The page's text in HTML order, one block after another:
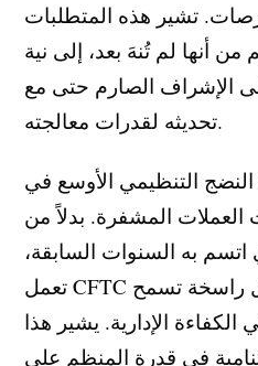
تشير هذه المتطلبات
من أنها لم تُنهَ بعد، إلى نية
الإشراف الصارم حتى مع
تحديثه لقدرات معالجته.
النضج التنظيمي الأوسع في
المشفرة. بدلاً من
به السنوات السابقة،
تعمل CFTC الآن مع أطر عمل راسخة تسمح
الإدارية. يشير هذا
في قدرة المنظم على